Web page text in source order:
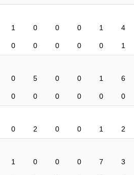
1 0 0 0 1 4
0 0 0 0 0 1
0 5 0 0 1 6
0 0 0 0 0 0
0 2 0 0 1 2
1 0 0 0 7 3